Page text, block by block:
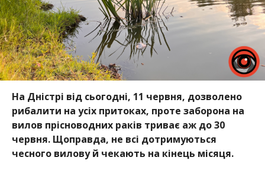
На Дністрі від сьогодні, 11 червня, дозволено
рибалити на усіх притоках, проте заборона на
вилов прісноводних раків триває аж до 30
червня. Щоправда, не всі дотримуються
чесного вилову й чекають на кінець місяця.